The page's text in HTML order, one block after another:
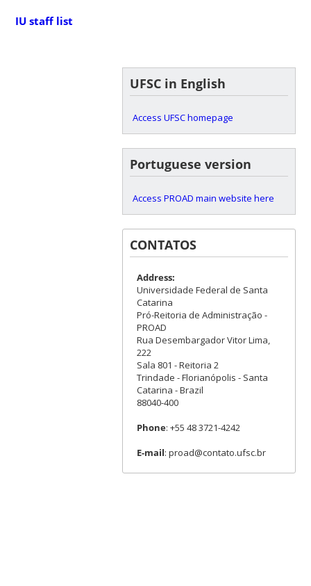
IU staff list
UFSC in English
Access UFSC homepage
Portuguese version
Access PROAD main website here
CONTATOS
Address:
Universidade Federal de Santa
Catarina
Pró-Reitoria de Administração -
PROAD
Rua Desembargador Vitor Lima,
222
Sala 801 - Reitoria 2
Trindade - Florianópolis - Santa
Catarina - Brazil
88040-400
Phone: +55 48 3721-4242
E-mail: proad@contato.ufsc.br